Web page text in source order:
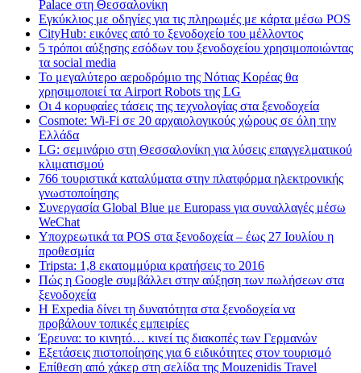
Palace στη Θεσσαλονίκη
Εγκύκλιος με οδηγίες για τις πληρωμές με κάρτα μέσω POS
CityHub: εικόνες από το ξενοδοχείο του μέλλοντος
5 τρόποι αύξησης εσόδων του ξενοδοχείου χρησιμοποιώντας
τα social media
Το μεγαλύτερο αεροδρόμιο της Νότιας Κορέας θα
χρησιμοποιεί τα Airport Robots της LG
Οι 4 κορυφαίες τάσεις της τεχνολογίας στα ξενοδοχεία
Cosmote: Wi-Fi σε 20 αρχαιολογικούς χώρους σε όλη την
Ελλάδα
LG: σεμινάριο στη Θεσσαλονίκη για λύσεις επαγγελματικού
κλιματισμού
766 τουριστικά καταλύματα στην πλατφόρμα ηλεκτρονικής
γνωστοποίησης
Συνεργασία Global Blue με Europass για συναλλαγές μέσω
WeChat
Υποχρεωτικά τα POS στα ξενοδοχεία – έως 27 Ιουλίου η
προθεσμία
Tripsta: 1,8 εκατομμύρια κρατήσεις το 2016
Πώς η Google συμβάλλει στην αύξηση των πωλήσεων στα
ξενοδοχεία
Η Expedia δίνει τη δυνατότητα στα ξενοδοχεία να
προβάλουν τοπικές εμπειρίες
Έρευνα: το κινητό… κινεί τις διακοπές των Γερμανών
Εξετάσεις πιστοποίησης για 6 ειδικότητες στον τουρισμό
Επίθεση από χάκερ στη σελίδα της Mouzenidis Travel